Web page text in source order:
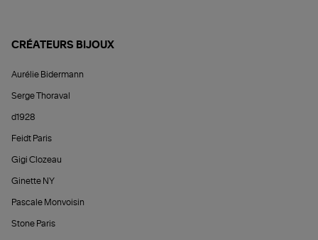
CRÉATEURS BIJOUX
Aurélie Bidermann
Serge Thoraval
d1928
Feidt Paris
Gigi Clozeau
Ginette NY
Pascale Monvoisin
Stone Paris